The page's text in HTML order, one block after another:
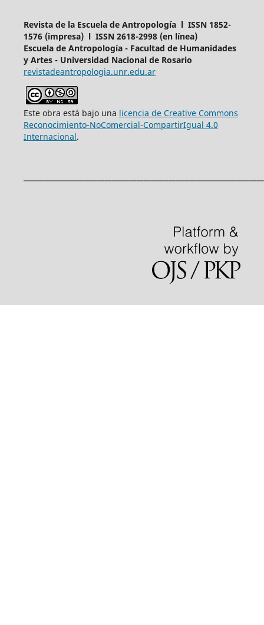
Revista de la Escuela de Antropología l ISSN 1852-
1576 (impresa) l ISSN 2618-2998 (en línea)
Escuela de Antropología - Facultad de Humanidades
y Artes - Universidad Nacional de Rosario
revistadeantropologia.unr.edu.ar
Este obra está bajo una licencia de Creative Commons
Reconocimiento-NoComercial-CompartirIgual 4.0
Internacional.